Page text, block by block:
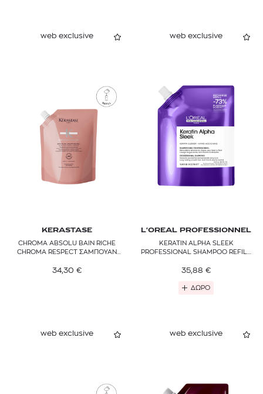
web exclusive
KERASTASE
CHROMA ABSOLU BAIN RICHE
CHROMA RESPECT ΣΑΜΠΟΥΑΝ
34,30 €
web exclusive
L'OREAL PROFESSIONNEL
KERATIN ALPHA SLEEK
PROFESSIONAL SHAMPOO REFILL
35,88 €
ΔΩΡΟ
web exclusive web exclusive